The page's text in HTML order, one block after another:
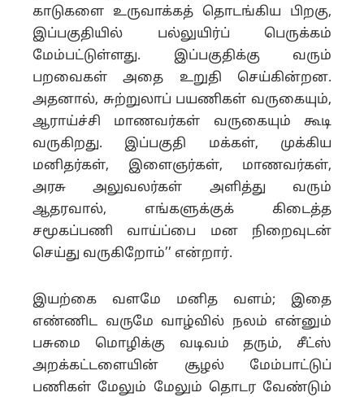
காடுகளை உருவாக்கத் தொடங்கிய பிறகு,
இப்பகுதியில் பல்லுயிர்ப் பெருக்கம்
மேம்பட்டுள்ளது. இப்பகுதிக்கு வரும்
பறவைகள் அதை உறுதி செய்கின்றன.
அதனால், சுற்றுலாப் பயணிகள் வருகையும்,
ஆராய்ச்சி மாணவர்கள் வருகையும் கூடி
வருகிறது. இப்பகுதி மக்கள், முக்கிய
மனிதர்கள், இளைஞர்கள், மாணவர்கள்,
அரசு அலுவலர்கள் அளித்து வரும்
ஆதரவால், எங்களுக்குக் கிடைத்த
சமூகப்பணி வாய்ப்பை மன நிறைவுடன்
செய்து வருகிறோம்’’ என்றார்.
இயற்கை வளமே மனித வளம்; இதை
எண்ணிட வருமே வாழ்வில் நலம் என்னும்
பசுமை மொழிக்கு வடிவம் தரும், சீட்ஸ்
அறக்கட்டளையின் சூழல் மேம்பாட்டுப்
பணிகள் மேலும் மேலும் தொடர வேண்டும்